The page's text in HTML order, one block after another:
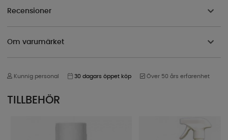
Recensioner
Om varumärket
Kunnig personal 30 dagars öppet köp Över 50 års erfarenhet
TILLBEHÖR